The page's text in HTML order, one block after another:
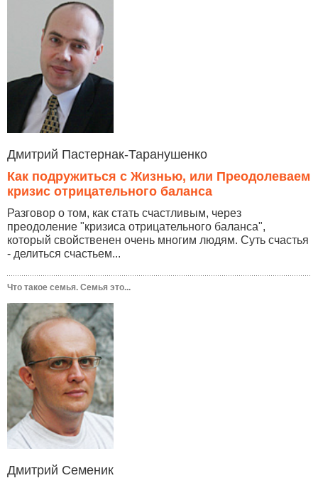
Дмитрий Пастернак-Таранушенко
Как подружиться с Жизнью, или Преодолеваем
кризис отрицательного баланса
Разговор о том, как стать счастливым, через
преодоление "кризиса отрицательного баланса",
который свойственен очень многим людям. Суть счастья
- делиться счастьем...
Что такое семья. Семья это...
Дмитрий Семеник